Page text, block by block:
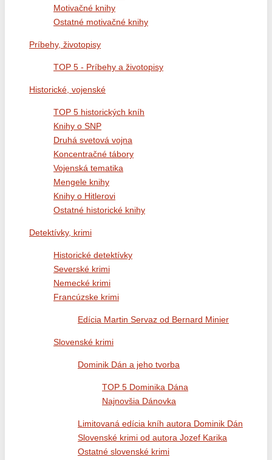
Motivačné knihy
Ostatné motivačné knihy
Príbehy, životopisy
TOP 5 - Príbehy a životopisy
Historické, vojenské
TOP 5 historických kníh
Knihy o SNP
Druhá svetová vojna
Koncentračné tábory
Vojenská tematika
Mengele knihy
Knihy o Hitlerovi
Ostatné historické knihy
Detektívky, krimi
Historické detektívky
Severské krimi
Nemecké krimi
Francúzske krimi
Edícia Martin Servaz od Bernard Minier
Slovenské krimi
Dominik Dán a jeho tvorba
TOP 5 Dominika Dána
Najnovšia Dánovka
Limitovaná edícia kníh autora Dominik Dán
Slovenské krimi od autora Jozef Karika
Ostatné slovenské krimi